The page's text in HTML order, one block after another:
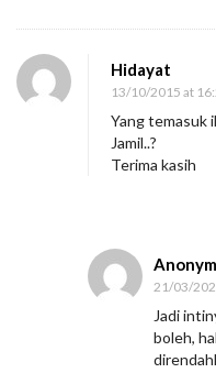
Hidayat
13/10/2015 at
Yang temasuk
Jamil..?
Terima kasih
21/03/
Jadi
boleh,